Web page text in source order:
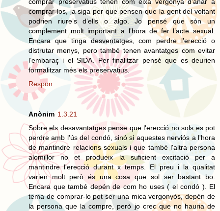
comprar preservatius tenen com eixa vergonya d’anar a
comprar-los, ja siga per que pensen que la gent del voltant
podrien riure’s d’ells o algo. Jo pensé que són un
complement molt important a l’hora de fer l’acte sexual.
Encara que tinga desventatges, com perdre l’erecció o
distrutar menys, pero també tenen avantatges com evitar
l’embaraç i el SIDA. Per finalitzar pensé que es deurien
formalitzar més els preservatius.
Respon
Anònim 1.3.21
Sobre els desavantatges pense que l'erecció no sols es pot
perdre amb l'ús del condó, sinó si aquestes nerviós a l'hora
de mantindre relacions sexuals i que també l'altra persona
alomillor no et produeix la suficient excitació per a
mantindre l'erecció durant x temps. El preu i la qualitat
varien molt però és una cosa que sol ser bastant bo.
Encara que també depén de com ho uses ( el condó ). El
tema de comprar-lo pot ser una mica vergonyós, depén de
la persona que la compre, però jo crec que no hauria de